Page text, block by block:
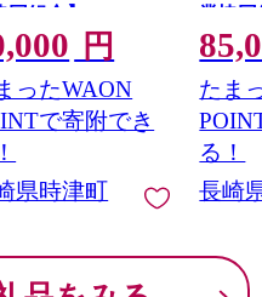
同組合】
円
ったWAON
で寄附でき
県時津町
業協
たま
る！
長崎